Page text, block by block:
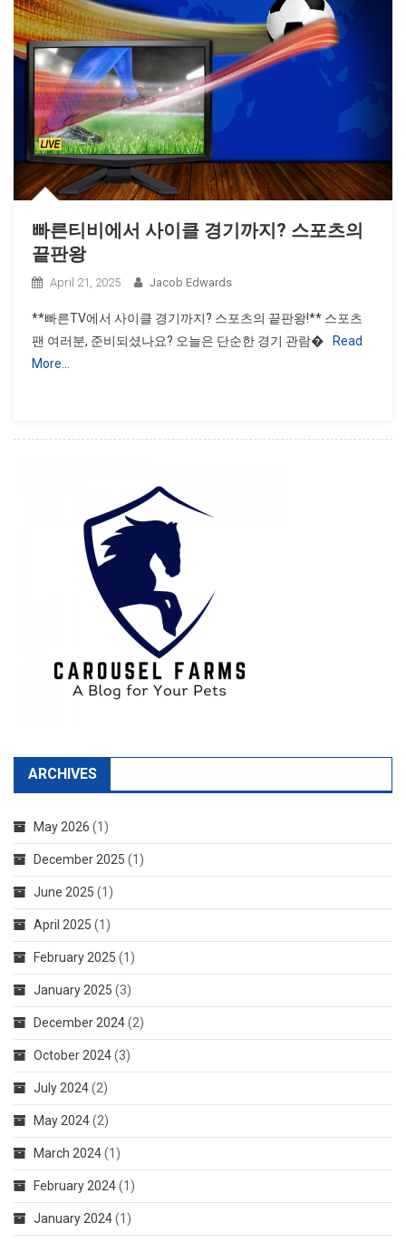
빠른티비에서 사이클 경기까지? 스포츠의
끝판왕
April 21, 2025 Jacob Edwards
**빠른TV에서 사이클 경기까지? 스포츠의 끝판왕!** 스포츠
팬 여러분, 준비되셨나요? 오늘은 단순한 경기 관람�
Read
More…
ARCHIVES
May 2026 (1)
December 2025 (1)
June 2025 (1)
April 2025 (1)
February 2025 (1)
January 2025 (3)
December 2024(2)
October 2024(3)
July 2024(2)
May 2024(2)
March 2024(1)
February 2024(1)
January 2024(1)